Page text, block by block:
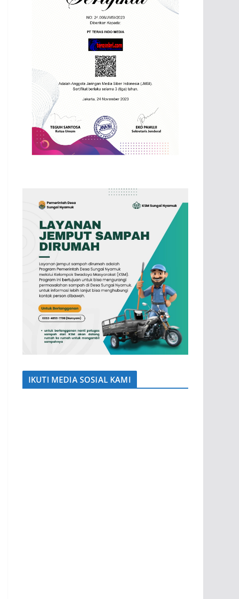
IKUTI MEDIA SOSIAL KAMI